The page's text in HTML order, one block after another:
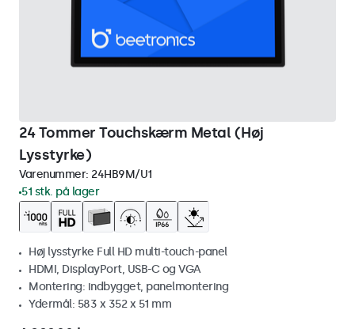
24 Tommer Touchskærm Metal (Høj
Lysstyrke)
Varenummer: 24HB9M/U1
51 stk. på lager
Høj lysstyrke Full HD multi-touch-panel
HDMI, DisplayPort, USB-C og VGA
Montering: indbygget, panelmontering
Ydermål: 583 x 352 x 51 mm